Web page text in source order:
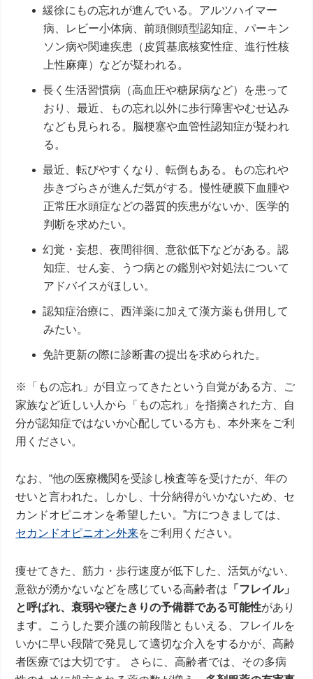
緩徐にもの忘れが進んでいる。アルツハイマー
病、レビー小体病、前頭側頭型認知症、パーキン
ソン病や関連疾患（皮質基底核変性症、進行性核
上性麻痺）などが疑われる。
長く生活習慣病（高血圧や糖尿病など）を患って
おり、最近、もの忘れ以外に歩行障害やむせ込み
なども見られる。脳梗塞や血管性認知症が疑われ
る。
最近、転びやすくなり、転倒もある。もの忘れや
歩きづらさが進んだ気がする。慢性硬膜下血腫や
正常圧水頭症などの器質的疾患がないか、医学的
判断を求めたい。
幻覚・妄想、夜間徘徊、意欲低下などがある。認
知症、せん妄、うつ病との鑑別や対処法について
アドバイスがほしい。
認知症治療に、西洋薬に加えて漢方薬も併用して
みたい。
免許更新の際に診断書の提出を求められた。
※「もの忘れ」が目立ってきたという自覚がある方、ご
家族など近しい人から「もの忘れ」を指摘された方、自
分が認知症ではないか心配している方も、本外来をご利
用ください。
なお、“他の医療機関を受診し検査等を受けたが、年の
せいと言われた。しかし、十分納得がいかないため、セ
カンドオピニオンを希望したい。”方につきましては、
セカンドオピニオン外来をご利用ください。
痩せてきた、筋力・歩行速度が低下した、活気がない、
意欲が湧かないなどを感じている高齢者は 「フレイル」
と呼ばれ、衰弱や寝たきりの予備群である可能性があり
ます。こうした要介護の前段階ともいえる、フレイルを
いかに早い段階で発見して適切な介入をするかが、高齢
者医療では大切です。 さらに、高齢者では、その多病